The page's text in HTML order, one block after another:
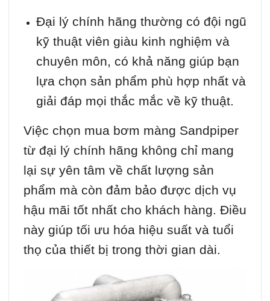
Đại lý chính hãng thường có đội ngũ
kỹ thuật viên giàu kinh nghiệm và
chuyên môn, có khả năng giúp bạn
lựa chọn sản phẩm phù hợp nhất và
giải đáp mọi thắc mắc về kỹ thuật.
Việc chọn mua bơm màng Sandpiper
từ đại lý chính hãng không chỉ mang
lại sự yên tâm về chất lượng sản
phẩm mà còn đảm bảo được dịch vụ
hậu mãi tốt nhất cho khách hàng. Điều
này giúp tối ưu hóa hiệu suất và tuổi
thọ của thiết bị trong thời gian dài.